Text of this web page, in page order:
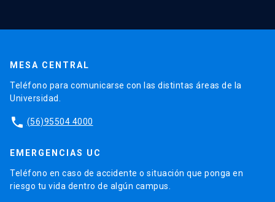
MESA CENTRAL
Teléfono para comunicarse con las distintas áreas de la
Universidad.
phone (56)95504 4000
EMERGENCIAS UC
Teléfono en caso de accidente o situación que ponga en
riesgo tu vida dentro de algún campus.